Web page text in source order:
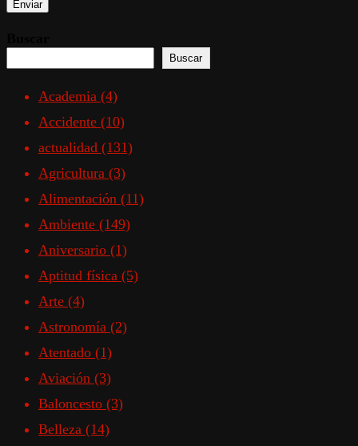
Buscar
Academia (4)
Accidente (10)
actualidad (131)
Agricultura (3)
Alimentación (11)
Ambiente (149)
Aniversario (1)
Aptitud física (5)
Arte (4)
Astronomía (2)
Atentado (1)
Aviación (3)
Baloncesto (3)
Belleza (14)